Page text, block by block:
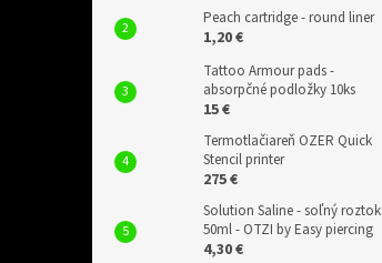
Peach cartridge - round liner
1,20 €
Tattoo Armour pads -
absorpčné podložky 10ks
15 €
Termotlačiareň OZER Quick
Stencil printer
275 €
Solution Saline - soľný roztok
50ml - OTZI by Easy piercing
4,30 €